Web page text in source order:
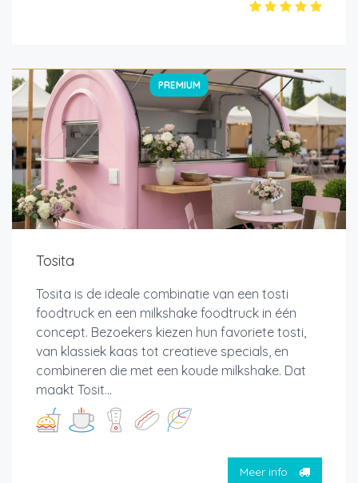
PREMIUM
Tosita
Tosita is de ideale combinatie van een tosti
foodtruck en een milkshake foodtruck in één
concept. Bezoekers kiezen hun favoriete tosti,
van klassiek kaas tot creatieve specials, en
combineren die met een koude milkshake. Dat
maakt Tosit...
Meer info